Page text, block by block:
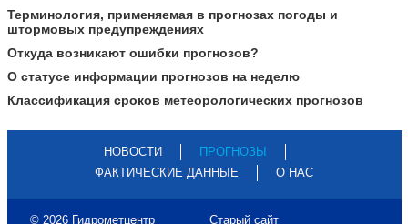
Терминология, применяемая в прогнозах погоды и
штормовых предупреждениях
Откуда возникают ошибки прогнозов?
О статусе информации прогнозов на неделю
Классификация сроков метеорологических прогнозов
НОВОСТИ
ПРОГНОЗЫ
ФАКТИЧЕСКИЕ ДАННЫЕ
О НАС
© 2026 Гидрометцентр Старый сайт